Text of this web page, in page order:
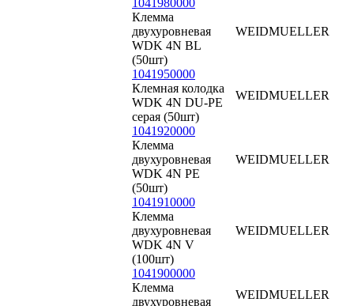
Клемма
двухуровневая
WDK 4N BL
(50шт)
WEIDMUELLER
1041950000
Клемная колодка
WDK 4N DU-PE
серая (50шт)
WEIDMUELLER
1041920000
Клемма
двухуровневая
WDK 4N PE
(50шт)
WEIDMUELLER
1041910000
Клемма
двухуровневая
WDK 4N V
(100шт)
WEIDMUELLER
1041900000
Клемма
двухуровневая
WEIDMUELLER